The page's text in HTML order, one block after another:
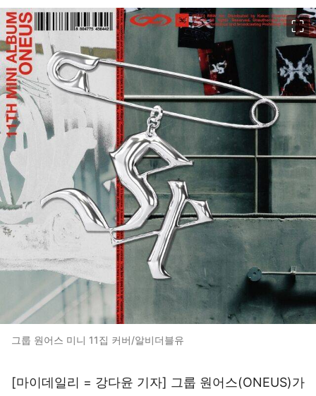
그룹 원어스 미니 11집 커버/알비더블유
[마이데일리 = 강다윤 기자] 그룹 원어스(ONEUS)가